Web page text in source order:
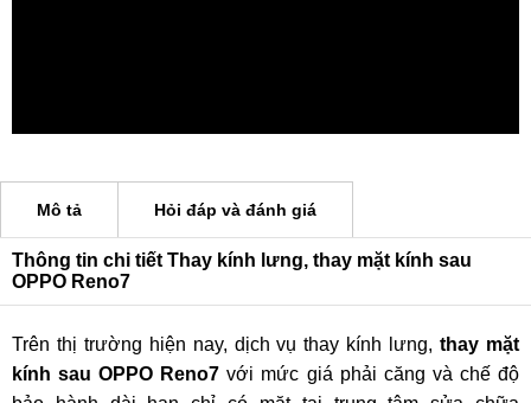
Mô tả Hỏi đáp và đánh giá
Thông tin chi tiết Thay kính lưng, thay mặt kính sau
OPPO Reno7
Trên thị trường hiện nay, dịch vụ thay kính lưng,thay mặt
kính sau OPPO Reno7 với mức giá phải căng và chế độ